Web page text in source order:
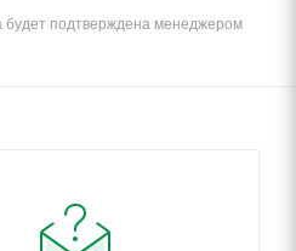
будет подтверждена менеджером